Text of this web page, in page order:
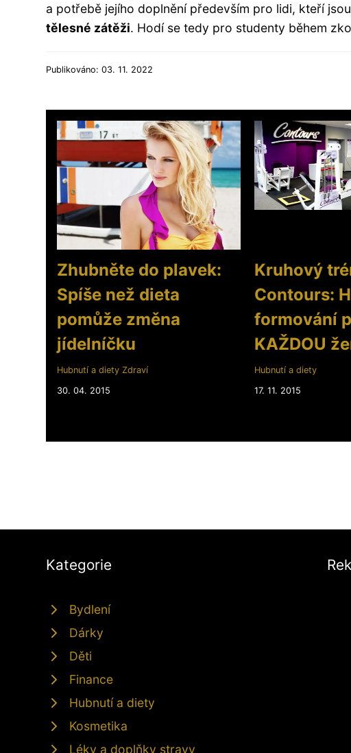
a potřebě jejího doplnění především pro lidi, kteří
tělesné zátěži. Hodí se tedy pro studenty během
Publikováno: 03. 11. 2022
Zhubněte do plavek:
Spíše než dieta
pomůže změna
jídelníčku
Hubnutí a diety Zdraví
30. 04. 2015
Kruhový
Contours:
formování
KAŽDOU
Hubnutí a diety
17. 11. 2015
Kategorie
Bydlení
Dárky
Děti
Finance
Hubnutí a diety
Kosmetika
Léky a doplňky stravy